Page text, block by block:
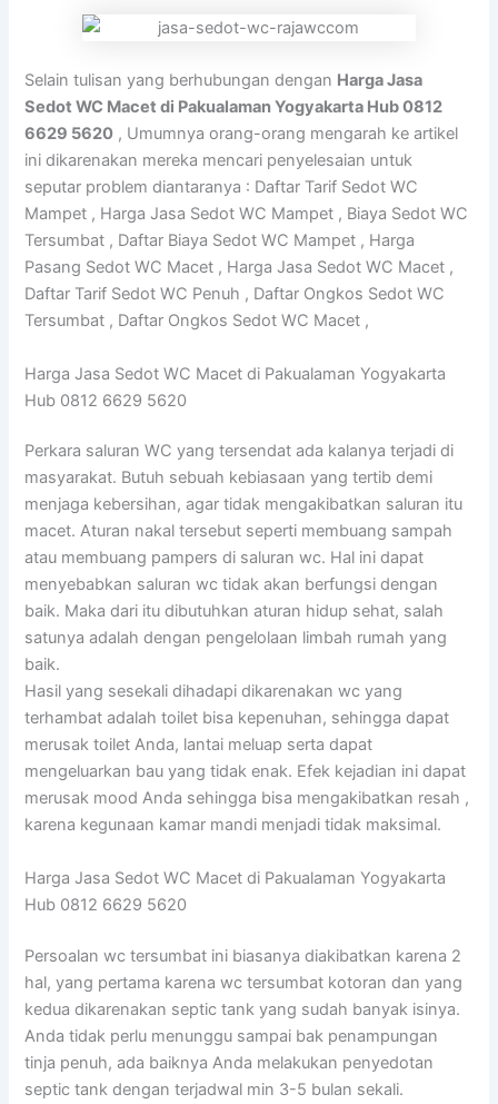
Selain tulisan yang berhubungan dengan Harga Jasa
Sedot WC Macet di Pakualaman Yogyakarta Hub 0812
6629 5620 , Umumnya orang-orang mengarah ke artikel
ini dikarenakan mereka mencari penyelesaian untuk
seputar problem diantaranya : Daftar Tarif Sedot WC
Mampet , Harga Jasa Sedot WC Mampet , Biaya Sedot WC
Tersumbat , Daftar Biaya Sedot WC Mampet , Harga
Pasang Sedot WC Macet , Harga Jasa Sedot WC Macet ,
Daftar Tarif Sedot WC Penuh , Daftar Ongkos Sedot WC
Tersumbat , Daftar Ongkos Sedot WC Macet ,
Harga Jasa Sedot WC Macet di Pakualaman Yogyakarta
Hub 0812 6629 5620
Perkara saluran WC yang tersendat ada kalanya terjadi di
masyarakat. Butuh sebuah kebiasaan yang tertib demi
menjaga kebersihan, agar tidak mengakibatkan saluran itu
macet. Aturan nakal tersebut seperti membuang sampah
atau membuang pampers di saluran wc. Hal ini dapat
menyebabkan saluran wc tidak akan berfungsi dengan
baik. Maka dari itu dibutuhkan aturan hidup sehat, salah
satunya adalah dengan pengelolaan limbah rumah yang
baik.
Hasil yang sesekali dihadapi dikarenakan wc yang
terhambat adalah toilet bisa kepenuhan, sehingga dapat
merusak toilet Anda, lantai meluap serta dapat
mengeluarkan bau yang tidak enak. Efek kejadian ini dapat
merusak mood Anda sehingga bisa mengakibatkan resah ,
karena kegunaan kamar mandi menjadi tidak maksimal.
Harga Jasa Sedot WC Macet di Pakualaman Yogyakarta
Hub 0812 6629 5620
Persoalan wc tersumbat ini biasanya diakibatkan karena 2
hal, yang pertama karena wc tersumbat kotoran dan yang
kedua dikarenakan septic tank yang sudah banyak isinya.
Anda tidak perlu menunggu sampai bak penampungan
tinja penuh, ada baiknya Anda melakukan penyedotan
septic tank dengan terjadwal min 3-5 bulan sekali.